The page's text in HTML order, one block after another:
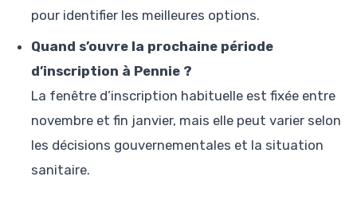
pour identifier les meilleures options.
Quand s’ouvre la prochaine période
d’inscription à Pennie ?
La fenêtre d’inscription habituelle est fixée entre
novembre et fin janvier, mais elle peut varier selon
les décisions gouvernementales et la situation
sanitaire.